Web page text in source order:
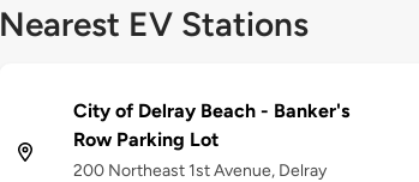
Nearest EV Stations
City of Delray Beach - Banker's
Row Parking Lot
200 Northeast 1st Avenue, Delray